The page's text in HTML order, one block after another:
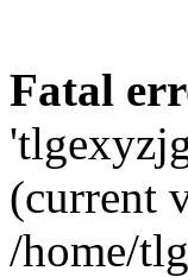
Fatal
(current
/home/